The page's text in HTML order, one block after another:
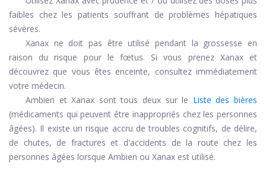
faibles chez les patients souffrant de problèmes hépatiques
sévères.
Xanax ne doit pas être utilisé pendant la grossesse en
raison du risque pour le fœtus. Si vous prenez Xanax et
découvrez que vous êtes enceinte, consultez immédiatement
votre médecin.
Ambien et Xanax sont tous deux sur le Liste des bières
(médicaments qui peuvent être inappropriés chez les personnes
âgées). Il existe un risque accru de troubles cognitifs, de délire,
de chutes, de fractures et d'accidents de la route chez les
personnes âgées lorsque Ambien ou Xanax est utilisé.